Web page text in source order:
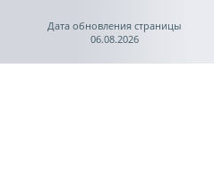
Дата обновления страницы
06.08.2026